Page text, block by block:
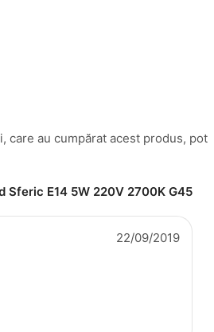
Sferic E14 5W 220V 2700K G45
22/09/2019
care au cumpărat acest produs, pot